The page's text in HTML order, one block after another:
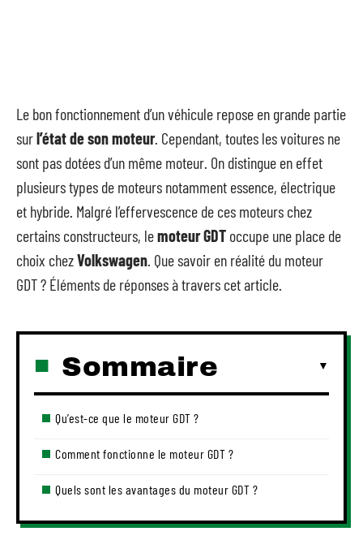
Le bon fonctionnement d’un véhicule repose en grande partie
surl’état de son moteur. Cependant, toutes les voitures ne
sont pas dotées d’un même moteur. On distingue en effet
plusieurs types de moteurs notamment essence, électrique
et hybride. Malgré l’effervescence de ces moteurs chez
certains constructeurs, lemoteur GDT occupe une place de
choix chezVolkswagen. Que savoir en réalité du moteur
GDT ? Éléments de réponses à travers cet article.
Sommaire
Qu’est-ce que le moteur GDT ?
Comment fonctionne le moteur GDT ?
Quels sont les avantages du moteur GDT ?